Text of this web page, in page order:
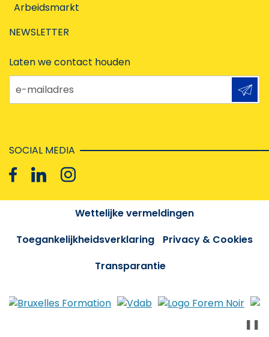
Arbeidsmarkt
NEWSLETTER
Laten we contact houden
e-mailadres
SOCIAL MEDIA
Wettelijke vermeldingen
Toegankelijkheidsverklaring
Privacy & Cookies
Transparantie
❚❚